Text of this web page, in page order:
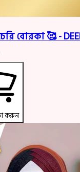
বোরকা 🥰 -
করুন